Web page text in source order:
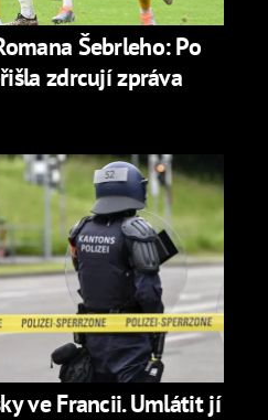
Šebrleho: Po
zdrcují zpráva
ve Francii. Umlátit jí